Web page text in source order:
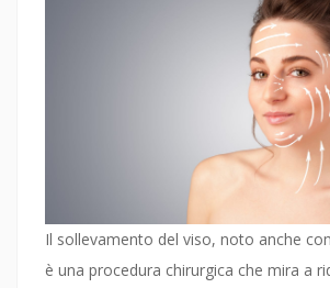
Il sollevamento del viso, noto anche
è una procedura chirurgica che mira a